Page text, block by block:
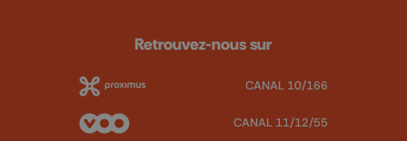
Retrouvez-nous sur
CANAL 10/166
CANAL 11/12/55